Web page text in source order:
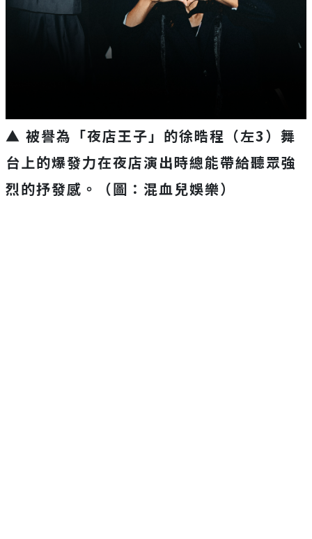
▲ 被譽為「夜店王子」的徐晧程（左3）舞
台上的爆發力在夜店演出時總能帶給聽眾強
烈的抒發感。（圖：混血兒娛樂）